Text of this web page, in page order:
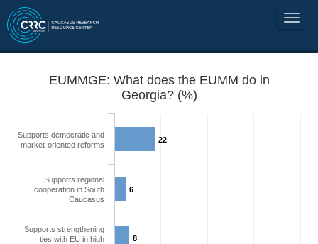
EUMMGE: What does the EUMM do in
Georgia? (%)
22
6
8
Supports democratic and
market-oriented reforms
Supports regional
cooperation in South
Caucasus
Supports strengthening
ties with EU in high